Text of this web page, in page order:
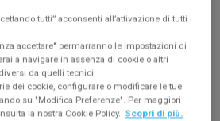
e FAQ
tutti” acconsenti all’attivazione di tutti i
accettare" permarranno le impostazioni di
a navigare in assenza di cookie o altri
da quelli tecnici.
dei cookie, configurare o modificare le tue
su "Modifica Preferenze". Per maggiori
la nostra Cookie Policy. Scopri di più.